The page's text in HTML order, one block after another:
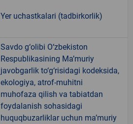
Yer uchastkalari (tadbirkorlik)
Savdo g‘olibi O‘zbekiston
Respublikasining Ma’muriy
javobgarlik to‘g‘risidagi kodeksida,
ekologiya, atrof-muhitni
muhofaza qilish va tabiatdan
foydalanish sohasidagi
huquqbuzarliklar uchun ma’muriy